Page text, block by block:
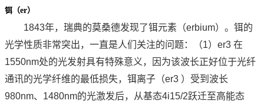
铒（er）
1843年，瑞典的莫桑德发现了铒元素（erbium）。铒的
光学性质非常突出，一直是人们关注的问题：（1）er3 在
1550nm处的光发射具有特殊意义，因为该波长正好位于光纤
通讯的光学纤维的最低损失，铒离子（er3 ）受到波长
980nm、1480nm的光激发后，从基态4i15/2跃迁至高能态